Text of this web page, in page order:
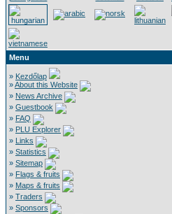
Menu
» Kezdőlap
»About this Website
» News Archive
» Guestbook
» FAQ
» PLU Explorer
» Links
» Statistics
» Sitemap
» Flags & fruits
» Maps & fruits
» Traders
» Sponsors